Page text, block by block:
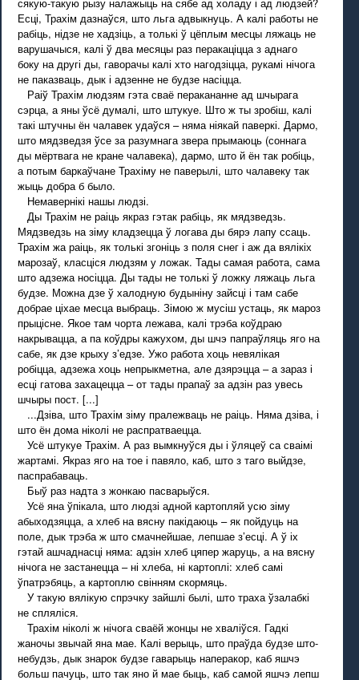
Есці, Трахім дазнаўся, што льга адвыкнуць. А калі работы не
рабіць, нідзе не хадзіць, а толькі ў цёплым месцы ляжаць не
варушачыся, калі ў два месяцы раз перакаціцца з аднаго
боку на другі ды, гаворачы калі хто нагодзіцца, рукамі нічога
не паказваць, дык і адзенне не будзе насіцца.
Раіў Трахім людзям гэта сваё перакананне ад шчырага
сэрца, а яны ўсё думалі, што штукуе. Што ж ты зробіш, калі
такі штучны ён чалавек удаўся – няма ніякай паверкі. Дармо,
што мядзведзя ўсе за разумнага звера прымаюць (соннага
ды мёртвага не кране чалавека), дармо, што й ён так робіць,
а потым баркаўчане Трахіму не паверылі, што чалавеку так
жыць добра б было.
Немавернікі нашы людзі.
Ды Трахім не раіць якраз гэтак рабіць, як мядзведзь.
Мядзведзь на зіму кладзецца ў логава ды бярэ лапу ссаць.
Трахім жа раіць, як толькі згоніць з поля снег і аж да вялікіх
марозаў, класціся людзям у ложак. Тады самая работа, сама
што адзежа носіцца. Ды тады не толькі ў ложку ляжаць льга
будзе. Можна дзе ў халодную будыніну зайсці і там сабе
добрае ціхае месца выбраць. Зімою ж мусіш устаць, як мароз
прыцісне. Якое там чорта лежава, калі трэба коўдраю
накрывацца, а па коўдры кажухом, ды шчэ папраўляць яго на
сабе, як дзе крыху з’едзе. Ужо работа хоць невялікая
робіцца, адзежа хоць непрыкметна, але дзярэцца – а зараз і
есці гатова захацецца – от тады прапаў за адзін раз увесь
шчыры пост. [...]
...Дзіва, што Трахім зіму пралежваць не раіць. Няма дзіва, і
што ён дома ніколі не распратваецца.
Усё штукуе Трахім. А раз вымкнуўся ды і ўляцеў са сваімі
жартамі. Якраз яго на тое і павяло, каб, што з таго выйдзе,
паспрабаваць.
Быў раз надта з жонкаю пасварыўся.
Усё яна ўпікала, што людзі адной картопляй усю зіму
абыходзяцца, а хлеб на вясну пакідаюць – як пойдуць на
поле, дык трэба ж што смачнейшае, лепшае з’есці. А ў іх
гэтай ашчаднасці няма: адзін хлеб цяпер жаруць, а на вясну
нічога не застанецца – ні хлеба, ні картоплі: хлеб самі
ўпатрэбяць, а картоплю свінням скормяць.
У такую вялікую спрэчку зайшлі былі, што траха ўзалабкі
не спляліся.
Трахім ніколі ж нічога сваёй жонцы не хваліўся. Гадкі
жаночы звычай яна мае. Калі верыць, што праўда будзе што-
небудзь, дык знарок будзе гаварыць наперакор, каб яшчэ
больш пачуць, што так яно й мае быць, каб самой яшчэ лепш